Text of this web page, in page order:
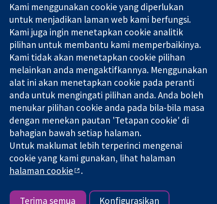
Bukti yang
dipercayai.
keputusan
termaklum
Kesihatan yang
lebih baik
11-13 Cavendish
Square
London
W1G 0AN
United Kingdom
Hubungi kita
Berita
Pejabat
akhbar
Perihal Kami
Pekerjaan
Cochrane
Library
Kolaborasi Cochrane ialah sebuah badan amal (no. 1045921) dan
sebuah syarikat terhad oleh jaminan (no. 03044323) yang
berdaftar di England & Wales. Nombor pendaftaran VAT GB 718
2127 49.
Hak Cipta © 2026 Kolabrasi Cochrane
Terma & Syarat Laman Web
|Penafian|Kerahsiaan
cookie|Tetapan cookie
Kami menggunakan cookie yang diperlukan
untuk menjadikan laman web kami berfungsi.
Kami juga ingin menetapkan cookie analitik
pilihan untuk membantu kami memperbaikinya.
Kami tidak akan menetapkan cookie pilihan
melainkan anda mengaktifkannya. Menggunakan
alat ini akan menetapkan cookie pada peranti
anda untuk mengingati pilihan anda. Anda boleh
menukar pilihan cookie anda pada bila-bila masa
dengan menekan pautan 'Tetapan cookie' di
bahagian bawah setiap halaman.
Untuk maklumat lebih terperinci mengenai
cookie yang kami gunakan, lihat halaman
halaman cookie
.
Terima semua Konfigurasikan